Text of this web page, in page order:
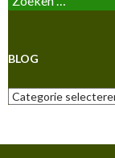
naar:
BLOG
Blog